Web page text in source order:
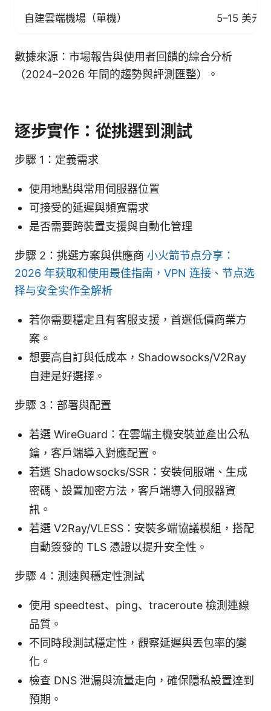
自建雲端機場（單機） 5–15 美元
數據來源：市場報告與使用者回饋的綜合分析
（2024–2026 年間的趨勢與評測匯整）。
逐步實作：從挑選到測試
步驟 1：定義需求
使用地點與常用伺服器位置
可接受的延遲與頻寬需求
是否需要跨裝置支援與自動化管理
步驟 2：挑選方案與供應商 小火箭节点分享：
2026 年获取和使用最佳指南，VPN 连接、节点选
择与安全实作全解析
若你需要穩定且有客服支援，首選低價商業方
案。
想要高自訂與低成本，Shadowsocks/V2Ray
自建是好選擇。
步驟 3：部署與配置
若選 WireGuard：在雲端主機安裝並產出公私
鑰，客戶端導入對應配置。
若選 Shadowsocks/SSR：安裝伺服端、生成
密碼、設置加密方法，客戶端導入伺服器資
訊。
若選 V2Ray/VLESS：安裝多端協議模組，搭配
自動簽發的 TLS 憑證以提升安全性。
步驟 4：測速與穩定性測試
使用 speedtest、ping、traceroute 檢測連線
品質。
不同時段測試穩定性，觀察延遲與丟包率的變
化。
檢查 DNS 泄漏與流量走向，確保隱私設置達到
預期。